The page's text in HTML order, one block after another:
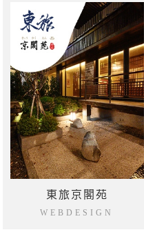
東旅京閣苑
WEBDESIGN